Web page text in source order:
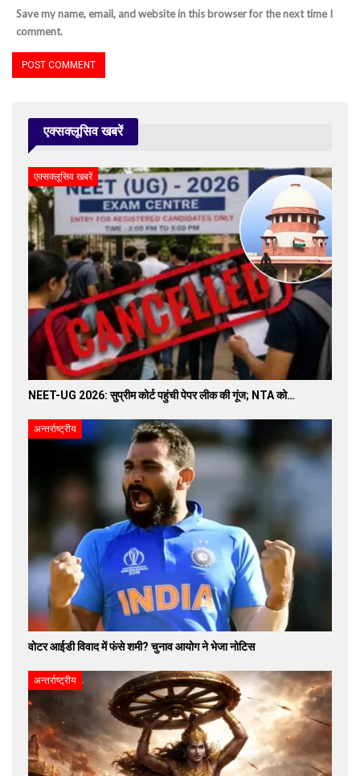
Save my name, email, and website in this browser for the next time I
comment.
एक्सक्लूसिव खबरें
एक्सक्लूसिव खबरें
NEET-UG 2026: सुप्रीम कोर्ट पहुंची पेपर लीक की गूंज; NTA को…
अन्तर्राष्ट्रीय
वोटर आईडी विवाद में फंसे शमी? चुनाव आयोग ने भेजा नोटिस
अन्तर्राष्ट्रीय